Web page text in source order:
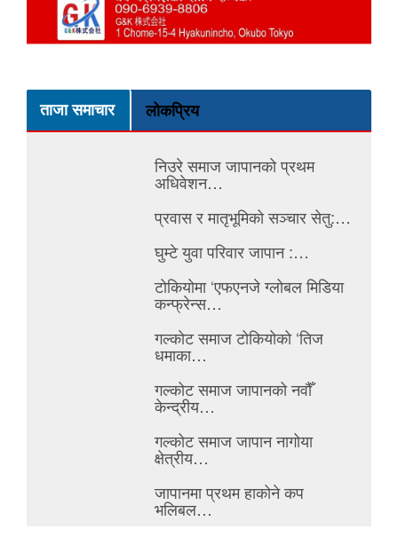
ताजा समाचार लोकप्रिय
निउरे समाज जापानको प्रथम
अधिवेशन…
प्रवास र मातृभूमिको सञ्चार सेतु:…
घुम्टे युवा परिवार जापान :…
टोकियोमा ‘एफएनजे ग्लोबल मिडिया
कन्फ्रेन्स…
गल्कोट समाज टोकियोको ‘तिज
धमाका…
गल्कोट समाज जापानको नवौँ
केन्द्रीय…
गल्कोट समाज जापान नागोया
क्षेत्रीय…
जापानमा प्रथम हाकोने कप
भलिबल…